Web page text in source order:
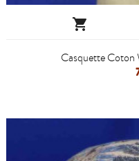

Casquette Coton